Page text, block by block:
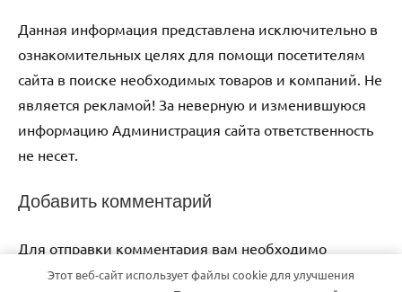
Данная информация представлена исключительно в
ознакомительных целях для помощи посетителям
сайта в поиске необходимых товаров и компаний. Не
является рекламой! За неверную и изменившуюся
информацию Администрация сайта ответственность
не несет.
Добавить комментарий
Для отправки комментария вам необходимо
авторизоваться
Этот веб-сайт использует файлы cookie для улучшения